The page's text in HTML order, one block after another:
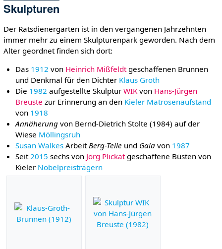
Skulpturen
Der Ratsdienergarten ist in den vergangenen Jahrzehnten
immer mehr zu einem Skulpturenpark geworden. Nach dem
Alter geordnet finden sich dort:
Das 1912 von Heinrich Mißfeldtgeschaffenen Brunnen
und Denkmal für den Dichter Klaus Groth
Die 1982 aufgestellte SkulpturWIKvon Hans-Jürgen
Breuste zur Erinnerung an den Kieler Matrosenaufstand
von 1918
Annäherung von Bernd-Dietrich Stolte (1984) auf der
Wiese Möllingsruh
Susan Walkes ArbeitBerg-Teile und Gaia von 1987
Seit2015 sechs von Jörg Plickatgeschaffene Büsten von
Kieler Nobelpreisträgern